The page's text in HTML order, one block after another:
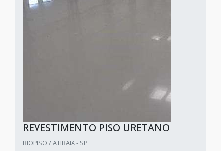
REVESTIMENTO PISO URETANO
BIOPISO / ATIBAIA - SP